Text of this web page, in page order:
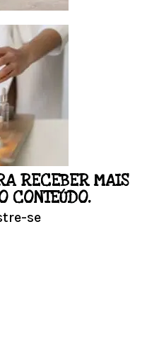
e receba o seu
sua Pesquisa
RECEBER MAIS
CONTEÚDO.
se